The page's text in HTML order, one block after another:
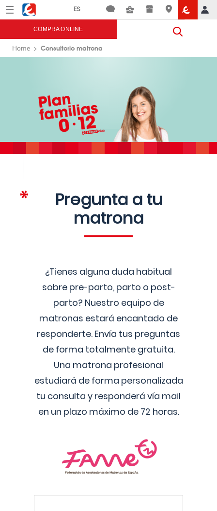
Menú Eroski
COMPRA ONLINE
Home Consultorio matrona
Pregunta a tu
matrona
¿Tienes alguna duda habitual
sobre pre-parto, parto o post-
parto? Nuestro equipo de
matronas estará encantado de
responderte. Envía tus preguntas
de forma totalmente gratuita.
Una matrona profesional
estudiará de forma personalizada
tu consulta y responderá vía mail
en un plazo máximo de 72 horas.